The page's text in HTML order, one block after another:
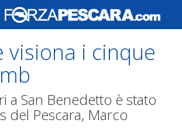
visiona i cinque
a San Benedetto è stato
del Pescara, Marco